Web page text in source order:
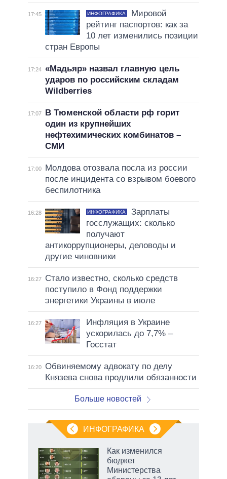
17:45 ИНФОГРАФИКА
Мировой
рейтинг паспортов: как за
10 лет изменились позиции
стран Европы
17:24 «Мадьяр» назвал главную цель
ударов по российским складам
Wildberries
17:07
В Тюменской области рф горит
один из крупнейших
нефтехимических комбинатов –
СМИ
17:00
Молдова отозвала посла из россии
после инцидента со взрывом боевого
беспилотника
16:28 ИНФОГРАФИКА
Зарплаты
госслужащих: сколько
получают
антикоррупционеры, деловоды и
другие чиновники
16:27
Стало известно, сколько средств
поступило в Фонд поддержки
энергетики Украины в июле
16:27
Инфляция в Украине
ускорилась до 7,7% –
Госстат
16:20 Обвиняемому адвокату по делу
Князева снова продлили обязанности
Больше новостей
ИНФОГРАФИКА
Как изменился
бюджет
Министерства